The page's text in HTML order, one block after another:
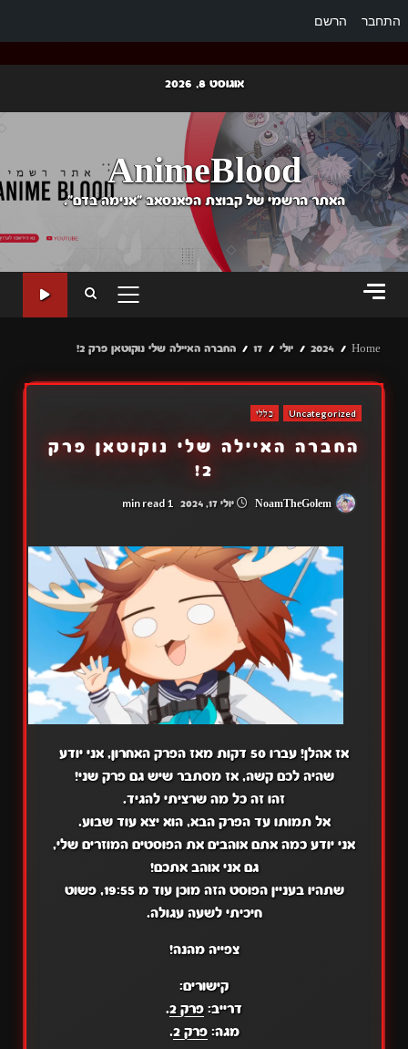
התחבר הרשם
content
אוגוסט 8, 2026
AnimeBlood
האתר הרשמי של קבוצת הפאנסאב "אנימה בדם".
PRIMARY
Home
2024 יולי 17 החברה האיילה שלי נוקוטאן פרק 2!
Uncategorized כללי
החברה האיילה שלי נוקוטאן פרק
2!
יולי 17, 2024 1 min read
אז אהלן! עברו 50 דקות מאז הפרק האחרון, אני יודע
שהיה לכם קשה, אז מסתבר שיש גם פרק שני!
זהו זה כל מה שרציתי להגיד.
אל תמותו עד הפרק הבא, הוא יצא עוד שבוע.
אני יודע כמה אתם אוהבים את הפוסטים המוזרים שלי,
גם אני אוהב אתכם!
שתהיו בעניין הפוסט הזה מוכן עוד מ 19:55, פשוט
חיכיתי לשעה עגולה.
צפייה מהנה!
קישורים:
דרייב: פרק 2
.
מגה:פרק 2 .